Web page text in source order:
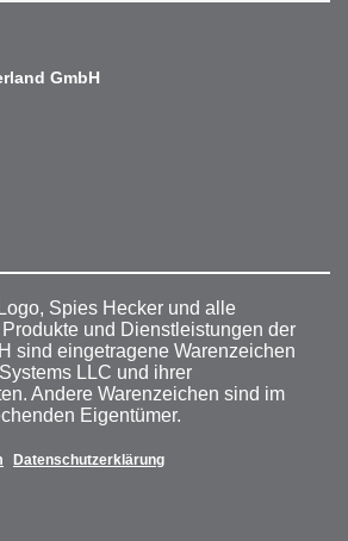
GmbH
Spies Hecker und alle
und Dienstleistungen der
sind eingetragene Warenzeichen
LLC und ihrer
Andere Warenzeichen sind im
Eigentümer.
Datenschutzerklärung